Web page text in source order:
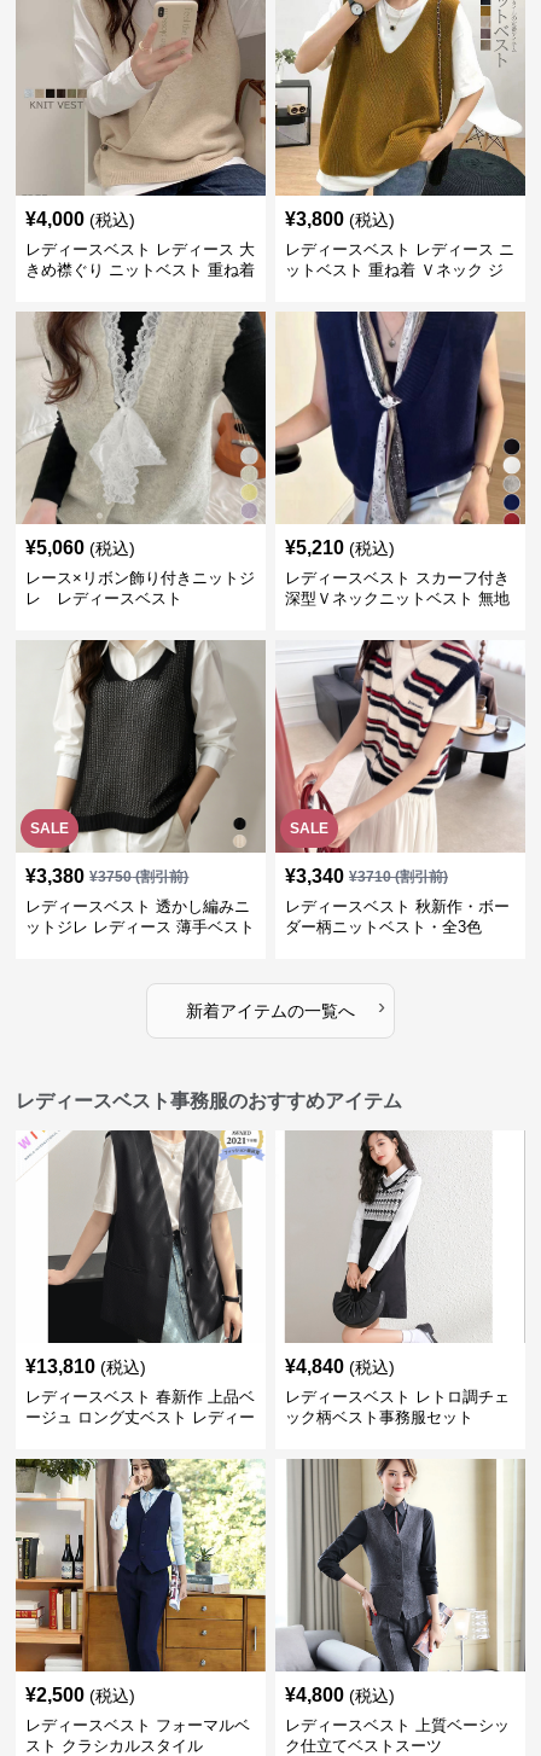
¥4,000 (税込)
レディースベスト レディース 大
きめ襟ぐり ニットベスト 重ね着
¥3,800 (税込)
レディースベスト レディース ニ
ットベスト 重ね着 Ｖネック ジ
¥5,060 (税込)
レース×リボン飾り付きニットジ
レ レディースベスト
¥5,210 (税込)
レディースベスト スカーフ付き
深型Ｖネックニットベスト 無地
SALE
¥3,380 ¥3750(割引前)
レディースベスト 透かし編みニ
ットジレ レディース 薄手ベスト
SALE
¥3,340 ¥3710(割引前)
レディースベスト 秋新作・ボー
ダー柄ニットベスト・全3色
新着アイテムの一覧へ ›
レディースベスト事務服のおすすめアイテム
¥13,810 (税込)
レディースベスト 春新作 上品ベ
ージュ ロング丈ベスト レディー
¥4,840 (税込)
レディースベスト レトロ調チェ
ック柄ベスト事務服セット
¥2,500 (税込)
レディースベスト フォーマルベ
スト クラシカルスタイル
¥4,800 (税込)
レディースベスト 上質ベーシッ
ク仕立てベストスーツ